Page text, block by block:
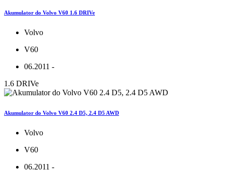
Akumulator do Volvo V60 1.6 DRIVe
Volvo
V60
06.2011 -
1.6 DRIVe
Akumulator do Volvo V60 2.4 D5, 2.4 D5 AWD
Volvo
V60
06.2011 -